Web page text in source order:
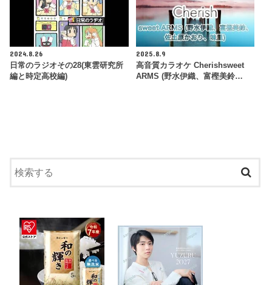
2024.8.26
日常のラジオその28(東雲研究所
編と時定高校編)
2025.8.9
高音質カラオケ Cherishsweet
ARMS (野水伊織、富樫美鈴…